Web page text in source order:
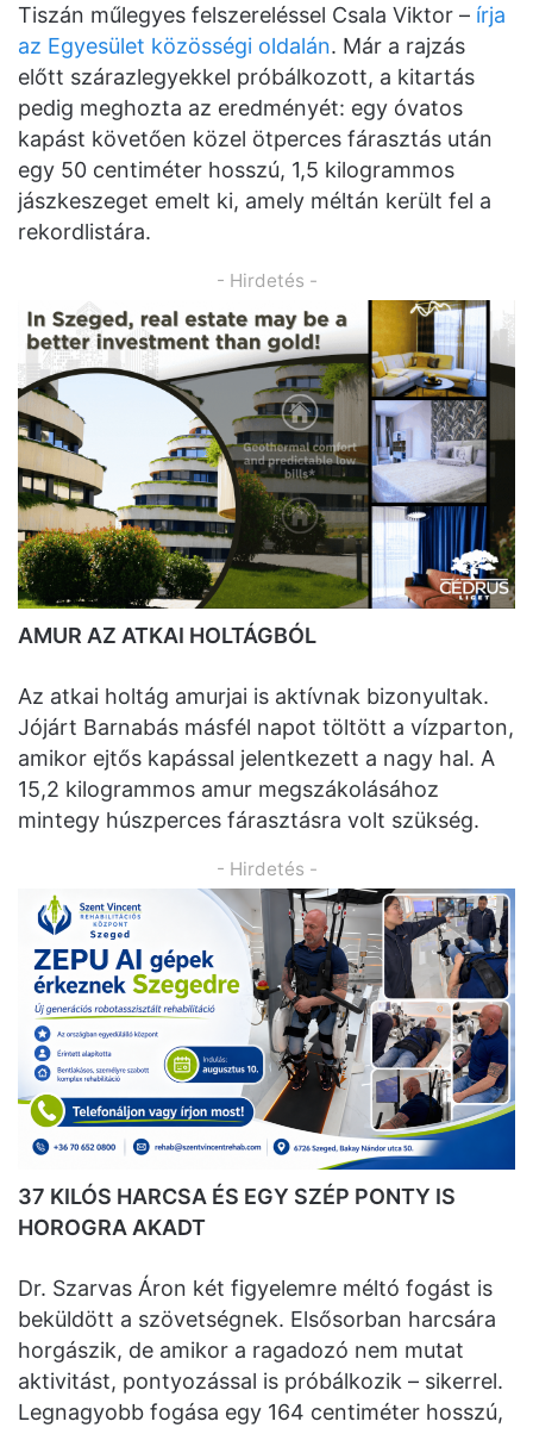
Tiszán műlegyes felszereléssel Csala Viktor – írja
az Egyesület közösségi oldalán. Már a rajzás
előtt szárazlegyekkel próbálkozott, a kitartás
pedig meghozta az eredményét: egy óvatos
kapást követően közel ötperces fárasztás után
egy 50 centiméter hosszú, 1,5 kilogrammos
jászkeszeget emelt ki, amely méltán került fel a
rekordlistára.
- Hirdetés -
AMUR AZ ATKAI HOLTÁGBÓL
Az atkai holtág amurjai is aktívnak bizonyultak.
Jójárt Barnabás másfél napot töltött a vízparton,
amikor ejtős kapással jelentkezett a nagy hal. A
15,2 kilogrammos amur megszákolásához
mintegy húszperces fárasztásra volt szükség.
- Hirdetés -
37 KILÓS HARCSA ÉS EGY SZÉP PONTY IS
HOROGRA AKADT
Dr. Szarvas Áron két figyelemre méltó fogást is
beküldött a szövetségnek. Elsősorban harcsára
horgászik, de amikor a ragadozó nem mutat
aktivitást, pontyozással is próbálkozik – sikerrel.
Legnagyobb fogása egy 164 centiméter hosszú,